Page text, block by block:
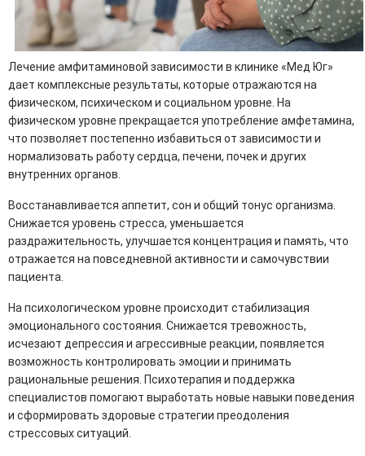
Лечение амфитаминовой зависимости в клинике «Мед Юг»
дает комплексные результаты, которые отражаются на
физическом, психическом и социальном уровне. На
физическом уровне прекращается употребление амфетамина,
что позволяет постепенно избавиться от зависимости и
нормализовать работу сердца, печени, почек и других
внутренних органов.
Восстанавливается аппетит, сон и общий тонус организма.
Снижается уровень стресса, уменьшается
раздражительность, улучшается концентрация и память, что
отражается на повседневной активности и самочувствии
пациента.
На психологическом уровне происходит стабилизация
эмоционального состояния. Снижается тревожность,
исчезают депрессия и агрессивные реакции, появляется
возможность контролировать эмоции и принимать
рациональные решения. Психотерапия и поддержка
специалистов помогают выработать новые навыки поведения
и сформировать здоровые стратегии преодоления
стрессовых ситуаций.